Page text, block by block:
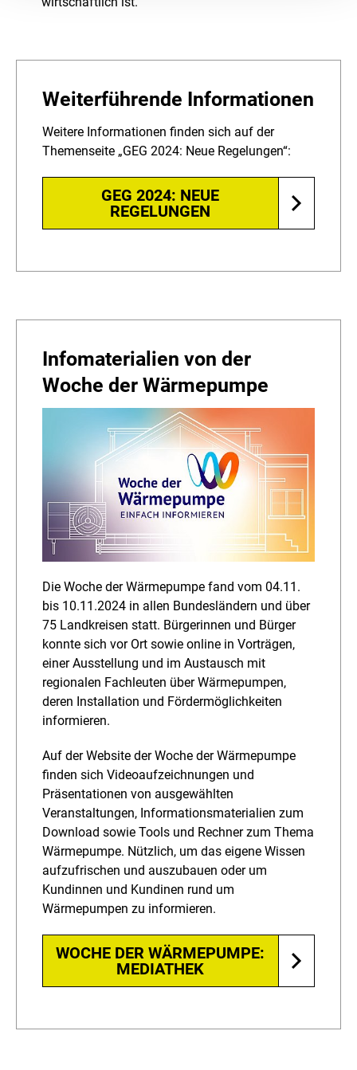
Weiterführende Informationen
Weitere Informationen finden sich auf der
Themenseite „GEG 2024: Neue Regelungen“:
GEG 2024: NEUE
REGELUNGEN
Infomaterialien von der
Woche der Wärmepumpe
Die Woche der Wärmepumpe fand vom 04.11.
bis 10.11.2024 in allen Bundesländern und über
75 Landkreisen statt. Bürgerinnen und Bürger
konnte sich vor Ort sowie online in Vorträgen,
einer Ausstellung und im Austausch mit
regionalen Fachleuten über Wärmepumpen,
deren Installation und Fördermöglichkeiten
informieren.
Auf der Website der Woche der Wärmepumpe
finden sich Videoaufzeichnungen und
Präsentationen von ausgewählten
Veranstaltungen, Informationsmaterialien zum
Download sowie Tools und Rechner zum Thema
Wärmepumpe. Nützlich, um das eigene Wissen
aufzufrischen und auszubauen oder um
Kundinnen und Kundinen rund um
Wärmepumpen zu informieren.
WOCHE DER WÄRMEPUMPE:
MEDIATHEK